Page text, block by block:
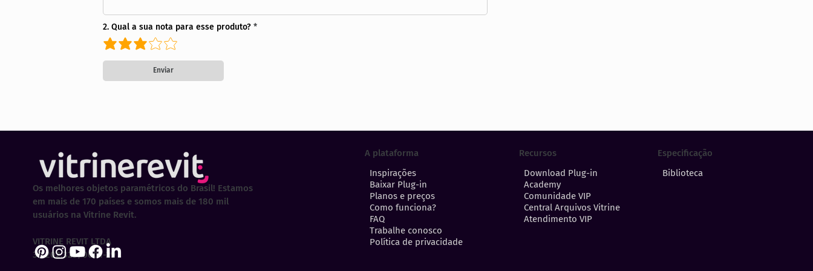
2. Qual a sua nota para esse produto?
Enviar
A plataforma
Inspirações
Baixar Plug-in
Planos e preços
Como funciona?
FAQ
Trabalhe conosco
Política de privacidade
Recursos
Download Plug-in
Academy
Comunidade VIP
Central Arquivos Vitrine
Atendimento VIP
Especificação
Biblioteca
Os melhores objetos paramétricos do Brasil! Estamos
em mais de 170 países e somos mais de 180 mil
usuários na Vitrine Revit.
VITRINE REVIT LTDA
30.202.323/0001-29